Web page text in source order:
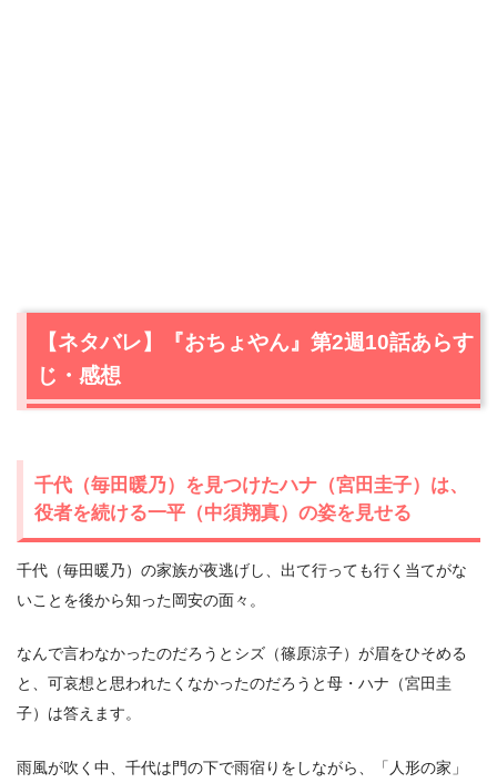
【ネタバレ】『おちょやん』第2週10話あらす
じ・感想
千代（毎田暖乃）を見つけたハナ（宮田圭子）は、
役者を続ける一平（中須翔真）の姿を見せる
千代（毎田暖乃）の家族が夜逃げし、出て行っても行く当てがな
いことを後から知った岡安の面々。
なんで言わなかったのだろうとシズ（篠原涼子）が眉をひそめる
と、可哀想と思われたくなかったのだろうと母・ハナ（宮田圭
子）は答えます。
雨風が吹く中、千代は門の下で雨宿りをしながら、「人形の家」